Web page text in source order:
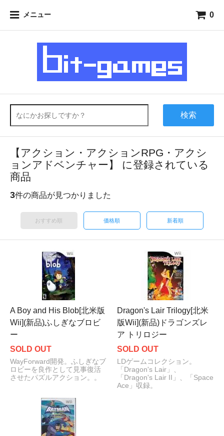
メニュー 0
検索
【アクション・アクションRPG・アクシ
ョンアドベンチャー】 に登録されている
商品
3件の商品が見つかりました
おすすめ順 価格順 新着順
A Boy and His Blob[北米版
Wii](新品)ふしぎなブロビ
ー
SOLD OUT
WayForward開発。ふしぎなブ
ロビーを良作として見事復活
させたパズルアクション。。
Dragon's Lair Trilogy[北米
版Wii](新品)ドラゴンズレ
ア トリロジー
SOLD OUT
LDゲームコレクション。
「Dragon's Lair」、
「Dragon's Lair II」、「Space
Ace」収録。